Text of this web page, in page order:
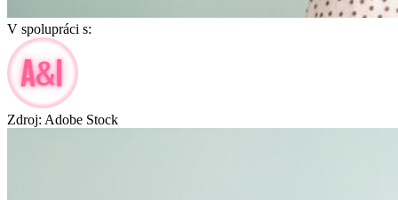
V spolupráci s:
Zdroj: Adobe Stock